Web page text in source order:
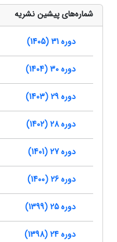
شماره‌های پیشین نشریه
دوره 31 (1405)
دوره 30 (1404)
دوره 29 (1403)
دوره 28 (1402)
دوره 27 (1401)
دوره 26 (1400)
دوره 25 (1399)
دوره 24 (1398)